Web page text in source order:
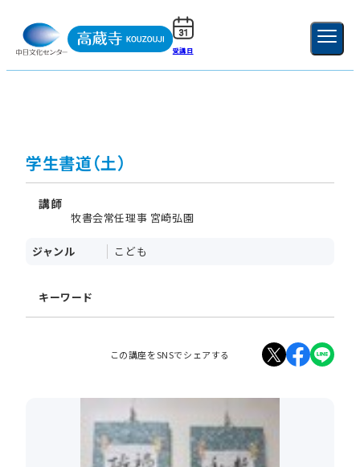
受講日 新規登録
学生書道（土）
講師
牧書会常任理事 宮崎弘園
ジャンル こども
キーワード
この講座をSNSでシェアする